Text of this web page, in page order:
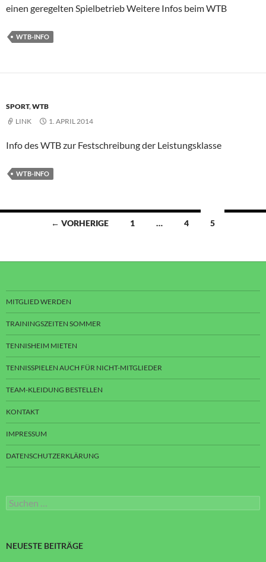
einen geregelten Spielbetrieb Weitere Infos beim WTB
WTB-INFO
SPORT,WTB
LINK
1. APRIL 2014
Info des WTB zur Festschreibung der Leistungsklasse
WTB-INFO
Beitragsnavigation
← VORHERIGE 1 … 4 5
MITGLIED WERDEN
TRAININGSZEITEN SOMMER
TENNISHEIM MIETEN
TENNISSPIELEN AUCH FÜR NICHT-MITGLIEDER
TEAM-KLEIDUNG BESTELLEN
KONTAKT
IMPRESSUM
DATENSCHUTZERKLÄRUNG
Suchen
nach:
NEUESTE BEITRÄGE